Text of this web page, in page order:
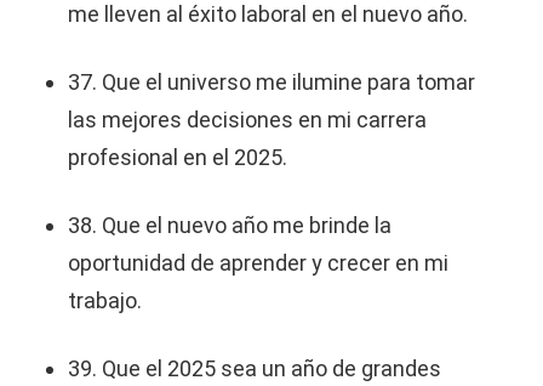
me lleven al éxito laboral en el nuevo año.
37. Que el universo me ilumine para tomar
las mejores decisiones en mi carrera
profesional en el 2025.
38. Que el nuevo año me brinde la
oportunidad de aprender y crecer en mi
trabajo.
39. Que el 2025 sea un año de grandes